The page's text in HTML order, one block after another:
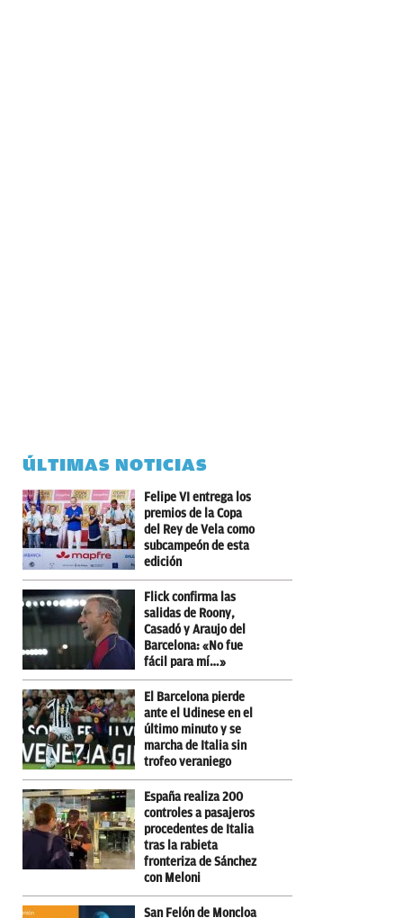
ÚLTIMAS NOTICIAS
Felipe VI entrega los
premios de la Copa
del Rey de Vela como
subcampeón de esta
edición
Flick confirma las
salidas de Roony,
Casadó y Araujo del
Barcelona: «No fue
fácil para mí…»
El Barcelona pierde
ante el Udinese en el
último minuto y se
marcha de Italia sin
trofeo veraniego
España realiza 200
controles a pasajeros
procedentes de Italia
tras la rabieta
fronteriza de Sánchez
con Meloni
San Felón de Moncloa